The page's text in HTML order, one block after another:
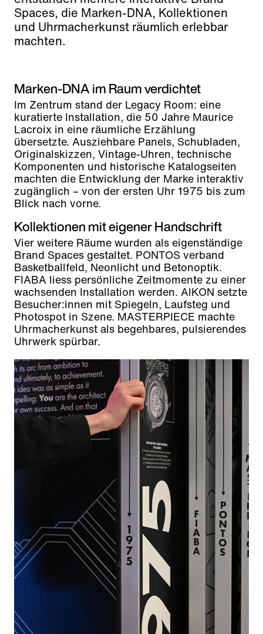
Spaces, die Marken-DNA, Kollektionen
und Uhrmacherkunst räumlich erlebbar
machten.
Marken-DNA im Raum verdichtet
Im Zentrum stand der Legacy Room: eine
kuratierte Installation, die 50 Jahre Maurice
Lacroix in eine räumliche Erzählung
übersetzte. Ausziehbare Panels, Schubladen,
Originalskizzen, Vintage-Uhren, technische
Komponenten und historische Katalogseiten
machten die Entwicklung der Marke interaktiv
zugänglich – von der ersten Uhr 1975 bis zum
Blick nach vorne.
Kollektionen mit eigener Handschrift
Vier weitere Räume wurden als eigenständige
Brand Spaces gestaltet. PONTOS verband
Basketballfeld, Neonlicht und Betonoptik.
FIABA liess persönliche Zeitmomente zu einer
wachsenden Installation werden. AIKON setzte
Besucher:innen mit Spiegeln, Laufsteg und
Photospot in Szene. MASTERPIECE machte
Uhrmacherkunst als begehbares, pulsierendes
Uhrwerk spürbar.